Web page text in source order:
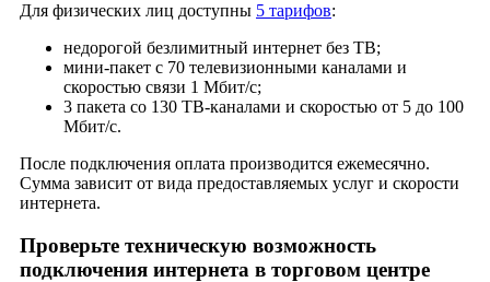
Штерн Эстейт
Щепкина 4
Щербаковский
Щука
Экспресс
Экстрим
Энтузиаст
Для физических лиц доступны 5 тарифов:
недорогой безлимитный интернет без ТВ;
мини-пакет с 70 телевизионными каналами и
скоростью связи 1 Мбит/с;
3 пакета со 130 ТВ-каналами и скоростью от 5 до 100
Мбит/с.
После подключения оплата производится ежемесячно.
Сумма зависит от вида предоставляемых услуг и скорости
интернета.
Проверьте техническую возможность
подключения интернета в торговом центре